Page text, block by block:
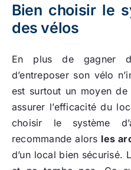
Bien choisir le
des vélos
En plus de gagner
d’entreposer son vélo
est surtout un moyen de
assurer l’efficacité du
choisir le système
recommande alors les
d’un local bien sécurisé.